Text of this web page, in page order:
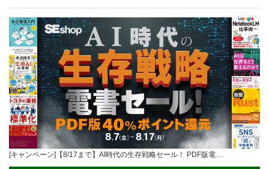
[キャンペーン]【8/17まで】AI時代の生存戦略セール！ PDF版電…